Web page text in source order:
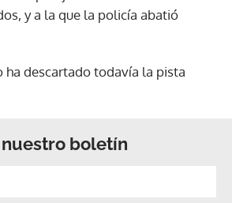
y a la que la policía abatió
ha descartado todavía la pista
boletín